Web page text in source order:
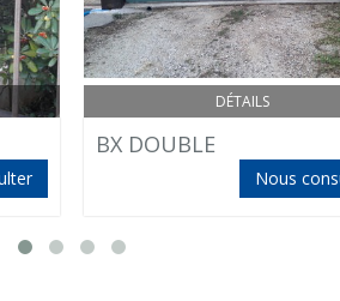
DÉTAILS
BX DOUBLE
Nous